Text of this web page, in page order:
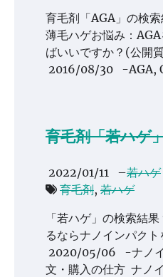
育毛剤「AGA」の検
薄毛ハゲお悩み：
ばいいですか？(公開
2016/08/30 -AGA,
育毛剤「若ハゲ
2022/01/11 –若ハゲ
育毛剤, 若ハゲ
「若ハゲ」の検索結
るならナノインパクト
2020/05/06 -ナノイ
文・購入の仕方 ナノ